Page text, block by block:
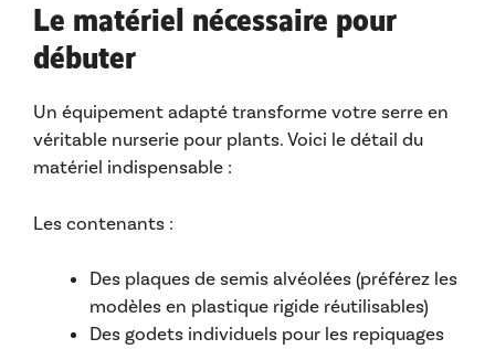
Le matériel nécessaire pour
débuter
Un équipement adapté transforme votre serre en
véritable nurserie pour plants. Voici le détail du
matériel indispensable :
Les contenants :
Des plaques de semis alvéolées (préférez les
modèles en plastique rigide réutilisables)
Des godets individuels pour les repiquages